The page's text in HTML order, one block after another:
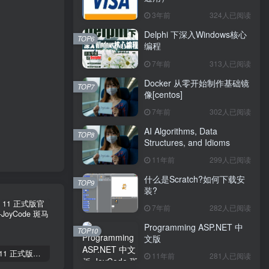
Windows 11 正式版官方下载激活 银行卡号BIN编码规则（世界通用） Delphi 下深入Windows核心编程
3年前 324人已阅读
Delphi 下深入Windows核心
编程
7年前 313人已阅读
TOP6
Docker 从零开始制作基础镜
像[centos]
7年前 302人已阅读
TOP7
AI Algorithms, Data
Structures, and Idioms
11年前 299人已阅读
TOP8
什么是Scratch?如何下载安
装?
7年前 282人已阅读
TOP9
Programming ASP.NET 中
文版
11年前 281人已阅读
TOP10